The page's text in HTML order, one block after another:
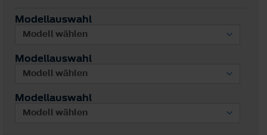
Modellauswahl
Modellauswahl
Modellauswahl